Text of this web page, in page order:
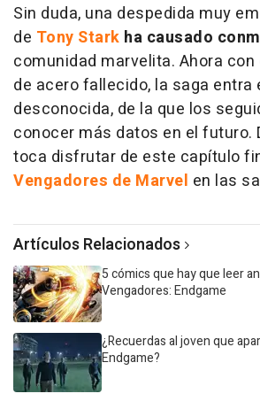
Sin duda, una despedida muy
de Tony Stark ha causado
comunidad marvelita. Ahora
de acero fallecido, la saga entra
desconocida, de la que los
conocer más datos en el futuro.
toca disfrutar de este capítulo
Vengadores de Marvel en las
Artículos Relacionados
5 cómics que hay que leer
Vengadores: Endgame
¿Recuerdas al joven que
Endgame?